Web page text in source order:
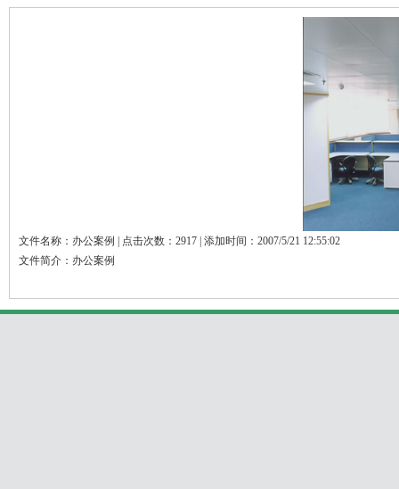
文件名称：办公案例 | 点击次数：2917 | 添加时间：2007/5/21 12:55:02
文件简介：办公案例